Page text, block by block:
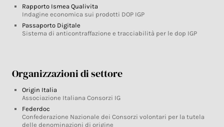
Rapporto Ismea Qualivita
Indagine economica sui prodotti DOP IGP
Passaporto Digitale
Sistema di anticontraffazione e tracciabilità per le dop IGP
Organizzazioni di settore
Origin Italia
Associazione Italiana Consorzi IG
Federdoc
Confederazione Nazionale dei Consorzi volontari per la tutela
delle denominazioni di origine